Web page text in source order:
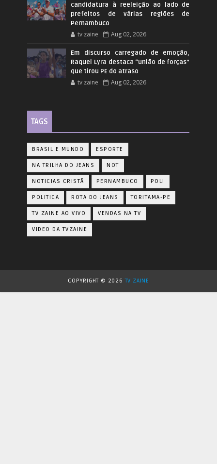
candidatura à reeleição ao lado de
prefeitos de várias regiões de
Pernambuco
tv zaine Aug 02, 2026
Em discurso carregado de emoção,
Raquel Lyra destaca “união de forças”
que tirou PE do atraso
tv zaine Aug 02, 2026
TAGS
BRASIL E MUNDO ESPORTE
NA TRILHA DO JEANS NOT
NOTICIAS CRISTÃ PERNAMBUCO POLI
POLITICA ROTA DO JEANS TORITAMA-PE
TV ZAINE AO VIVO VENDAS NA TV
VIDEO DA TVZAINE
COPYRIGHT © 2026TV ZAINE